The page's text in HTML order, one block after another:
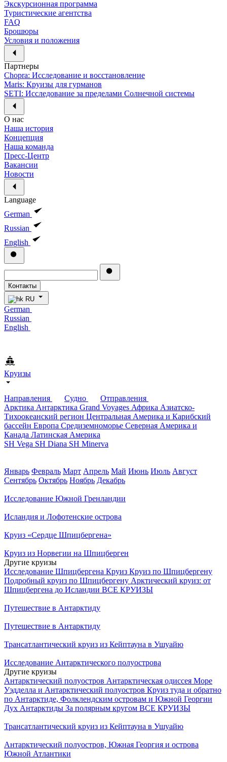
Экскурсионная программа
Туристические агентства
FAQ
Брошюры
Условия и положения
Партнеры
Chopra: Исследование и восстановление
Maris: Круизы для гурманов
SETI: Исследование за пределами Солнечной системы
О нас
Наша история
Концепция
Наша команда
Пресс-Центр
Вакансии
Новости
Language
German
Russian
English
Контакты
RU
German
Russian
English
Круизы
Направления Судно
Отправления
Арктика Антарктика Grand Voyages Африка Азиатско-
Тихоокеанский регион Центральная Америка и Карибский
бассейн Европа Средиземноморье Северная Америка и
Канада Латинская Америка
SH Vega SH Diana SH Minerva
Январь Февраль Март Апрель Май Июнь Июль Август
Сентябрь Октябрь Ноябрь Декабрь
Исследование Южной Гренландии
Исландия и Лофотенские острова
Круиз «Сердце Шпицбергена»
Круиз из Норвегии на Шпицберген
Другие круизы
Исследование Шпицбергена Круиз Круиз по Шпицбергену
Подробный круиз по Шпицбергену Арктический круиз: от
Шпицбергена до Исландии ВСЕ КРУИЗЫ
Путешествие в Антарктиду
Путешествие в Антарктиду
Трансатлантический круиз из Кейптауна в Ушуайю
Исследование Антарктического полуострова
Другие круизы
Антарктический полуостров Антарктическая одиссея Море
Уэдделла и Антарктический полуостров Круиз туда и обратно
по Антарктиде, Фолклендским островам и Южной Георгии
Дух Антарктиды За полярным кругом ВСЕ КРУИЗЫ
Трансатлантический круиз из Кейптауна в Ушуайю
Антарктический полуостров, Южная Георгия и острова
Южной Атлантики